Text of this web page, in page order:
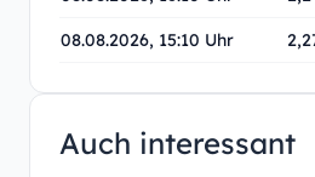
08.08.2026, 15:10 Uhr
Auch interessant